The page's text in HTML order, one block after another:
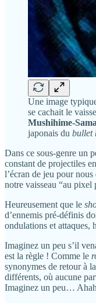
Une image
se cachait le
Mushihime-Sama
japonais du bullet
Dans ce sous-genre un
constant de projectiles
l’écran de jeu pour
notre vaisseau “au pixel
Heureusement que le
d’ennemis pré-définis
ondulations et attaques,
Imaginez un peu s’il
est la règle ! Comme le
synonymes de retour à
différents, où aucune
Imaginez un peu…